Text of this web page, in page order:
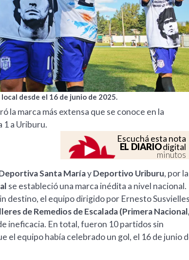
desde el 16 de junio de 2025.
la marca más extensa que se conoce en la
1 a Uriburu.
Escuchá esta nota
EL DIARIOdigital
minutos
Santa MaríayDeportivo Uriburu, por la
se estableció una marca inédita a nivel nacional.
destino, el equipo dirigido por Ernesto Susvielles
de Remedios de Escalada (Primera Nacional,
ineficacia. En total, fueron 10 partidos sin
el equipo había celebrado un gol, el 16 de junio